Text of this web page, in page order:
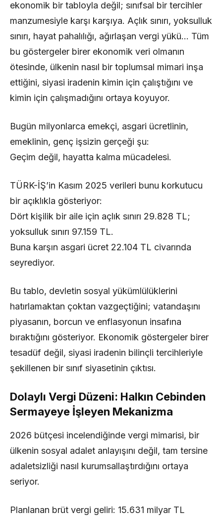
ekonomik bir tabloyla değil; sınıfsal bir tercihler
manzumesiyle karşı karşıya. Açlık sınırı, yoksulluk
sınırı, hayat pahalılığı, ağırlaşan vergi yükü… Tüm
bu göstergeler birer ekonomik veri olmanın
ötesinde, ülkenin nasıl bir toplumsal mimari inşa
ettiğini, siyasi iradenin kimin için çalıştığını ve
kimin için çalışmadığını ortaya koyuyor.
Bugün milyonlarca emekçi, asgari ücretlinin,
emeklinin, genç işsizin gerçeği şu:
Geçim değil, hayatta kalma mücadelesi.
TÜRK-İŞ’in Kasım 2025 verileri bunu korkutucu
bir açıklıkla gösteriyor:
Dört kişilik bir aile için açlık sınırı 29.828 TL;
yoksulluk sınırı 97.159 TL.
Buna karşın asgari ücret 22.104 TL civarında
seyrediyor.
Bu tablo, devletin sosyal yükümlülüklerini
hatırlamaktan çoktan vazgeçtiğini; vatandaşını
piyasanın, borcun ve enflasyonun insafına
bıraktığını gösteriyor. Ekonomik göstergeler birer
tesadüf değil, siyasi iradenin bilinçli tercihleriyle
şekillenen bir sınıf siyasetinin çıktısı.
Dolaylı Vergi Düzeni: Halkın Cebinden
Sermayeye İşleyen Mekanizma
2026 bütçesi incelendiğinde vergi mimarisi, bir
ülkenin sosyal adalet anlayışını değil, tam tersine
adaletsizliği nasıl kurumsallaştırdığını ortaya
seriyor.
Planlanan brüt vergi geliri: 15.631 milyar TL